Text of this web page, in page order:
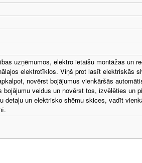
uzņēmumos, elektro ietaišu montāžas un
elektrotīklos. Viņš prot lasīt elektriskās
novērst bojājumus vienkāršās
veidus un novērst tos, izvēlēties un
detaļu un elektrisko shēmu skices, vadīt